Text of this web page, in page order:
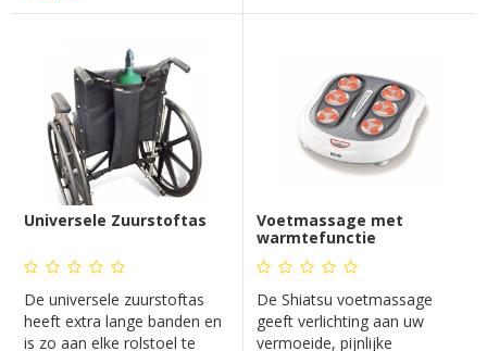
Universele Zuurstoftas
De universele zuurstoftas
heeft extra lange banden en
is zo aan elke rolstoel te
Voetmassage met
warmtefunctie
De Shiatsu voetmassage
geeft verlichting aan uw
vermoeide, pijnlijke